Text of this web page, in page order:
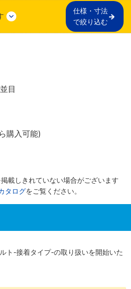
仕様・寸法
で絞り込む
目
購入可能)
載しきれていない場合がございます
タログをご覧ください。
ト-接着タイプ-の取り扱いを開始いた